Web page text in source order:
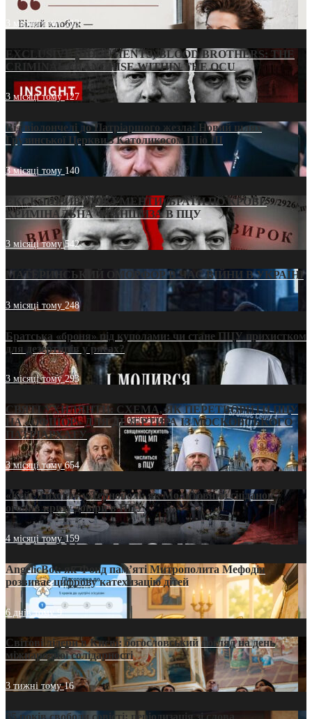
3 місяці тому213
EXCLUSIVE (DOCUMENTS)/BLOOD BROTHERS: THE
CRIMINAL FRANCHISE WITHIN THE OCU
3 місяці тому127
Від віолончелі до Патріаршого жезла: Новий шлях
Грузинської Церкви з Католикосом Шіо III
3 місяці тому 140
ЕКСКЛЮЗИВ (ДОКУМЕНТИ)/БРАТИ ПО КРОВІ:
КРИМІНАЛЬНА ФРАНШИЗА В ПЦУ
3 місяці тому542
МАТЕРИНСЬКИЙ ОМОРФОР В ЧАС ВІЙНИ В УКРАЇНІ
3 місяці тому248
Братська «броня» під куполами: чи стане ПЦУ прихистком
для дезертирів у рясах?
3 місяці тому293
СВЯТІ УХИЛЯНТИ: СХЕМА, ЯК ПЕРЕТВОРИТИ ПЦУ
НА «ОФШОР» ДЛЯ ДЕЗЕРТИРА ІЗ МОСКОВСЬКОГО
ПАТРІАРХАТУ
3 місяці тому654
«Кейс Тихона» у Тернополі: як Молитовний сніданок
оголив кризу довіри в ПЦУ
4 місяці тому159
AngelicBot: як Фонд пам’яті Митрополита Мефодія
розвиває цифрову катехизацію дітей
6 днів тому9
Світові лідери в Києві: богословський погляд на день
міжнародної солідарності
3 тижні тому16
35 років свободи совісті: періодизація зі слова